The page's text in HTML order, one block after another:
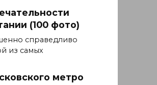
(100 фото)
справедливо
из самых
метро